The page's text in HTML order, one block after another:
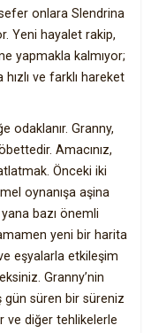
onlara Slendrina
Yeni hayalet rakip,
yapmakla kalmıyor;
ve farklı hareket
odaklanır. Granny,
Amacınız,
Önceki iki
oynanışa aşina
bazı önemli
yeni bir harita
eşyalarla etkileşim
Granny’nin
gün süren bir süreniz
ve diğer tehlikelerle